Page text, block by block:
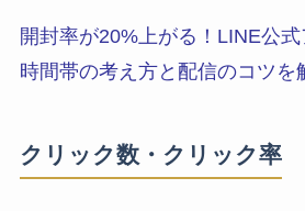
開封率が20%上がる！LINE公
時間帯の考え方と配信のコツを
クリック数・クリック率